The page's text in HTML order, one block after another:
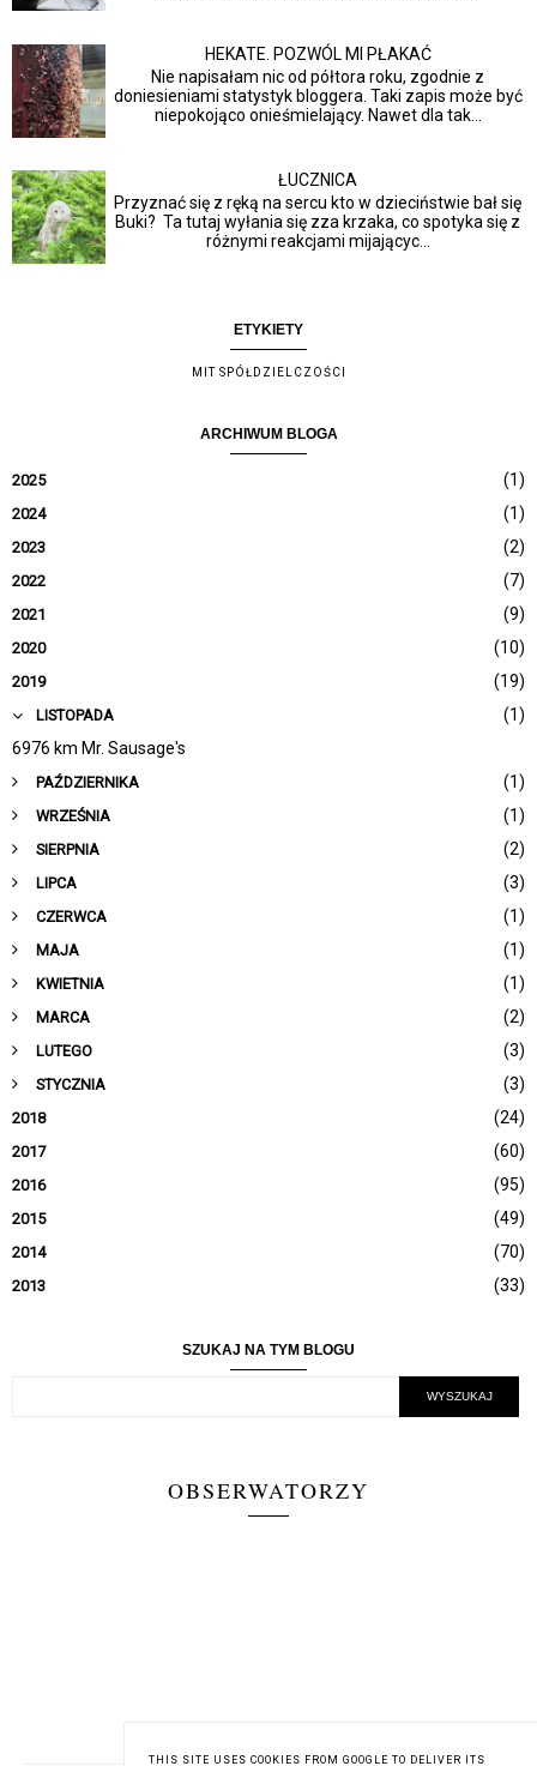
HEKATE. POZWÓL MI PŁAKAĆ
Nie napisałam nic od półtora roku, zgodnie z
doniesieniami statystyk bloggera. Taki zapis może być
niepokojąco onieśmielający. Nawet dla tak...
ŁUCZNICA
Przyznać się z ręką na sercu kto w dzieciństwie bał się
Buki? Ta tutaj wyłania się zza krzaka, co spotyka się z
różnymi reakcjami mijającyc...
ETYKIETY
MIT SPÓŁDZIELCZOŚCI
ARCHIWUM BLOGA
2025 (1)
2024 (1)
2023 (2)
2022 (7)
2021 (9)
2020 (10)
2019 (19)
LISTOPADA
(1)
6976 km Mr. Sausage's
PAŹDZIERNIKA (1)
WRZEŚNIA (1)
SIERPNIA (2)
LIPCA (3)
CZERWCA (1)
MAJA (1)
KWIETNIA (1)
MARCA (2)
LUTEGO (3)
STYCZNIA (3)
2018 (24)
2017 (60)
2016 (95)
2015 (49)
2014 (70)
2013 (33)
SZUKAJ NA TYM BLOGU
OBSERWATORZY
THIS SITE USES COOKIES FROM GOOGLE TO DELIVER ITS